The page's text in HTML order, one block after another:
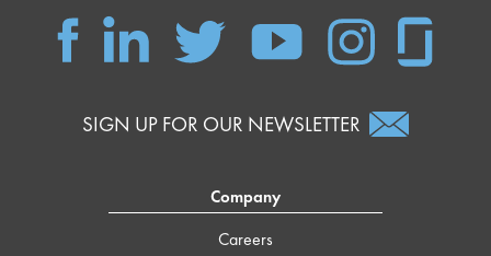
SIGN UP FOR OUR NEWSLETTER
Company
Careers